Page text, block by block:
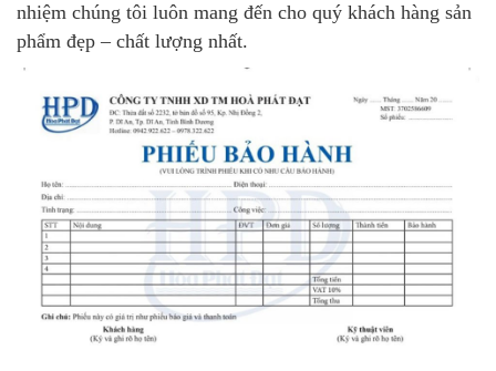
nhiệm chúng tôi luôn mang đến cho quý khách hàng sản
phẩm đẹp – chất lượng nhất.